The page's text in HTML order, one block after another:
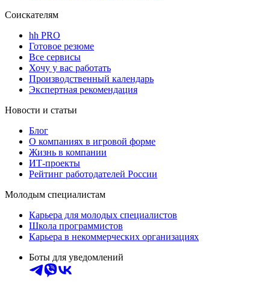
Соискателям
hh PRO
Готовое резюме
Все сервисы
Хочу у вас работать
Производственный календарь
Экспертная рекомендация
Новости и статьи
Блог
О компаниях в игровой форме
Жизнь в компании
ИТ-проекты
Рейтинг работодателей России
Молодым специалистам
Карьера для молодых специалистов
Школа программистов
Карьера в некоммерческих организациях
Боты для уведомлений